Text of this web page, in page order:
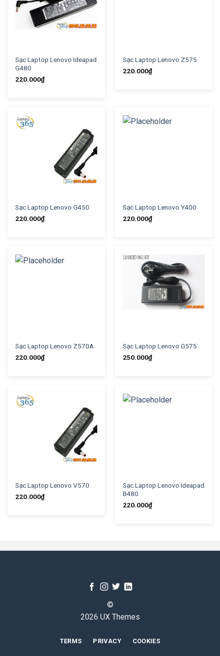
Sạc Laptop Lenovo Ideapad
G480
220.000₫
Sạc Laptop Lenovo Z575
220.000₫
Sạc Laptop Lenovo G450
220.000₫
Sạc Laptop Lenovo Y400
220.000₫
Sạc Laptop Lenovo Z570A
220.000₫
Sạc Laptop Lenovo G575
250.000₫
Sạc Laptop Lenovo V570
220.000₫
Sạc Laptop Lenovo Ideapad
B480
220.000₫
©
2026 UX Themes
TERMS PRIVACY COOKIES